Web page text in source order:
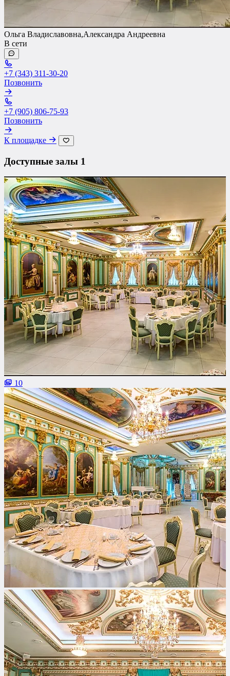
Ольга Владиславовна,Александра Андреевна
В сети
+7 (343) 311-30-20
Позвонить
+7 (905) 806-75-93
Позвонить
К площадке
Доступные залы 1
10